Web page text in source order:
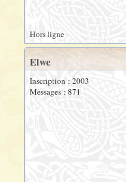
Hors ligne
Elwe
Inscription : 2003
Messages : 871